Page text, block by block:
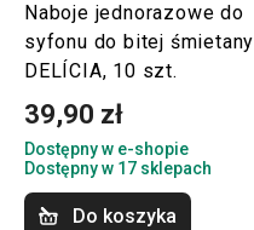
Naboje jednorazowe do
syfonu do bitej śmietany
DELÍCIA, 10 szt.
39,90 zł
Dostępny w e-shopie
Dostępny w 17 sklepach
Do koszyka